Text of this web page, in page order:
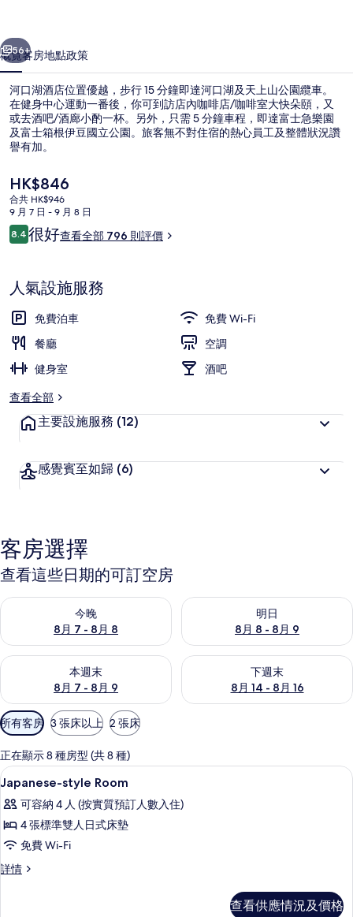
集
個 下一個
56+
概覽客房地點政策
河口湖酒店位置優越，步行 15 分鐘即達河口湖及天上山公園纜車。
在健身中心運動一番後，你可到訪店內咖啡店/咖啡室大快朵頤，又
或去酒吧/酒廊小酌一杯。另外，只需 5 分鐘車程，即達富士急樂園
及富士箱根伊豆國立公園。旅客無不對住宿的熱心員工及整體狀況讚
譽有加。
現
價
HK$846
HK$846
合共 HK$946
9 月 7 日 - 9 月 8 日
評
價
8.48.4 分，滿分 10 分，
很好查看全部 796 則評價
人氣設施服務
免費泊車
免費 Wi-Fi
餐廳
空調
健身室
酒吧
查看全部
主要設施服務 (12)
感覺賓至如歸 (6)
客房選擇
查看這些日期的可訂空房
今晚
8月 7 - 8月 8
查看今晚 8月 7 - 8月 8的可訂空房
明日
8月 8 - 8月 9
查看明日 8月 8 - 8月 9的可訂
本週末
8月 7 - 8月 9
查看本週末 8月 7 - 8月 9的可訂空房
下週末
8月 14 - 8月 16
查看下週末 8月 14 - 8月 16的
可
用
嘅
客
房
篩
選
條
所有客房 3 張床以上 2 張床
正在顯示 8 種房型 (共 8 種)
載
入
所
有
Japanese-
style
1
Japanese-style Room
可容納 4 人 (按實質預訂人數入住)
4 張標準雙人日式床墊
免費 Wi-Fi
詳情
Japanese-
查看供應情況及價格